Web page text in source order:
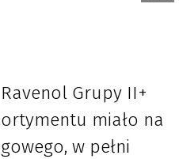
Grupy II+
miało na
w pełni